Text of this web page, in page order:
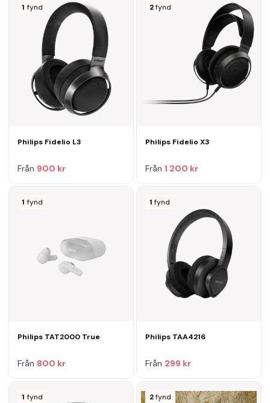
1 fynd
Philips Fidelio L3
Från 900 kr
2 fynd
Philips Fidelio X3
Från 1 200 kr
1 fynd
Philips TAT2000 True
Från 800 kr
1 fynd
Philips TAA4216
Från 299 kr
1 fynd 2 fynd